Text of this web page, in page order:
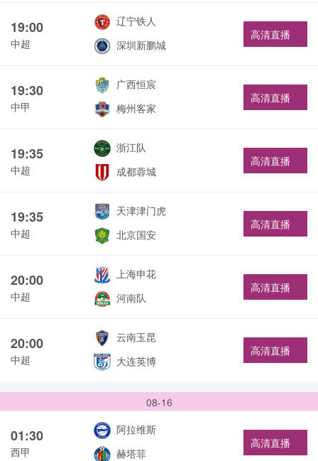
19:00
中超
辽宁铁人
深圳新鹏城
高清直播
19:30
中甲
广西恒宸
梅州客家
高清直播
19:35
中超
浙江队
成都蓉城
高清直播
19:35
中超
天津津门虎
北京国安
高清直播
20:00
中超
上海申花
河南队
高清直播
20:00
中超
云南玉昆
大连英博
高清直播
08-16
01:30
西甲
阿拉维斯
赫塔菲
高清直播